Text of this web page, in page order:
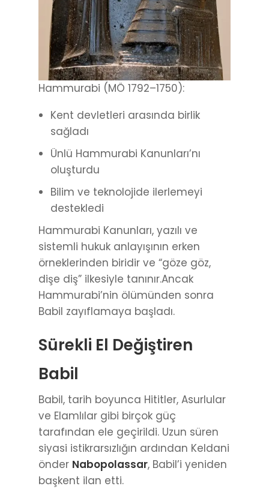
Hammurabi (MÖ 1792–1750):
Kent devletleri arasında birlik
sağladı
Ünlü Hammurabi Kanunları’nı
oluşturdu
Bilim ve teknolojide ilerlemeyi
destekledi
Hammurabi Kanunları, yazılı ve
sistemli hukuk anlayışının erken
örneklerinden biridir ve “göze göz,
dişe diş” ilkesiyle tanınır.Ancak
Hammurabi’nin ölümünden sonra
Babil zayıflamaya başladı.
Sürekli El Değiştiren
Babil
Babil, tarih boyunca Hititler, Asurlular
ve Elamlılar gibi birçok güç
tarafından ele geçirildi. Uzun süren
siyasi istikrarsızlığın ardından Keldani
önder Nabopolassar, Babil’i yeniden
başkent ilan etti.